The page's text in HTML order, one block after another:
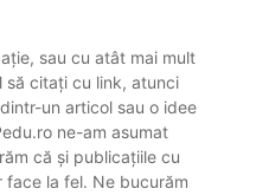
sau cu atât mai mult
citați cu link, atunci
un articol sau o idee
ne-am asumat
că și publicațiile cu
face la fel. Ne bucurăm